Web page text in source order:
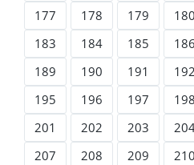
177
178 179 180
183
184 185 186
189
190 191 192
195
196 197 198
201
202 203
207
208 209 210